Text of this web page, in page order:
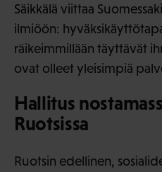
Säikkälä viittaa
ilmiöön:
räikeimmillään täyttävät
ovat olleet yleisimpiä
Hallitus
Ruotsissa
Ruotsin edellinen,